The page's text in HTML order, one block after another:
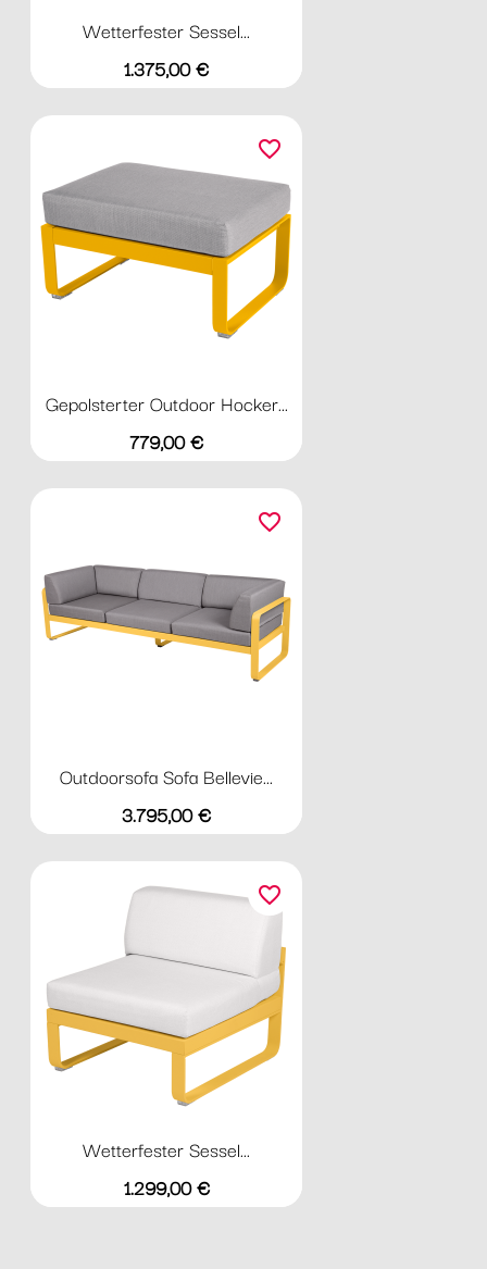
Wetterfester Sessel...
Preis
1.375,00 €
Gepolsterter Outdoor Hocker...
Preis
779,00 €
favorite_border
Outdoorsofa Sofa Bellevie...
Preis
3.795,00 €
favorite_border
Wetterfester Sessel...
Preis
1.299,00 €
favorite_border